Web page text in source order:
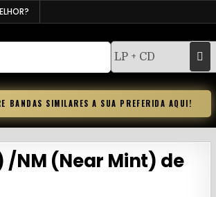
BANDAS SIMILARES A SUA PREFERIDA AQUI!
/NM (Near Mint) de